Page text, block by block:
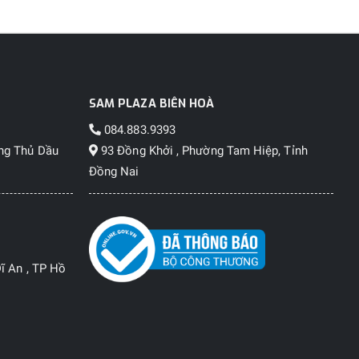
Thủ Dầu
An , TP Hồ
SAM PLAZA BIÊN HOÀ
084.883.9393
93 Đồng Khởi , Phường Tam Hiệp, Tỉnh
Đồng Nai